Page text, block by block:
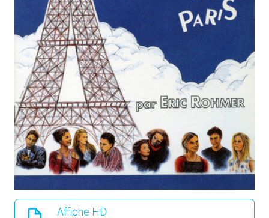
Affiche HD